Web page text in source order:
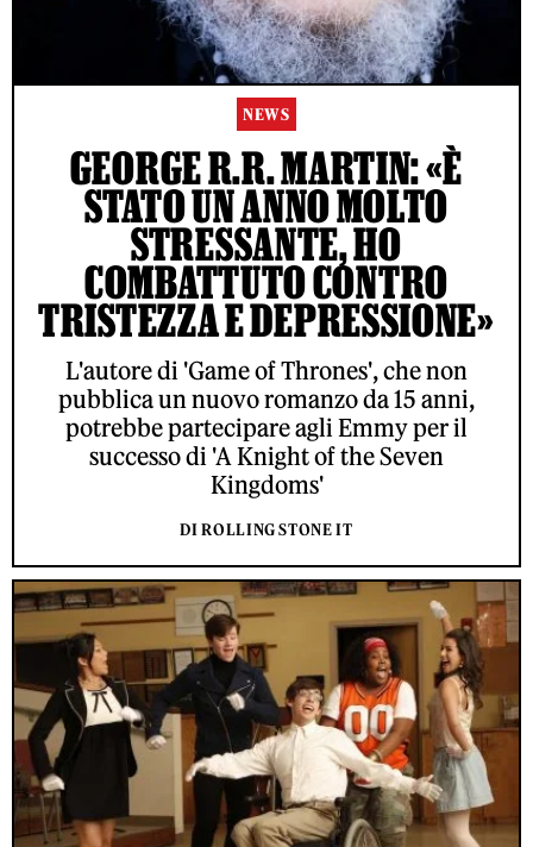
NEWS
GEORGE R.R. MARTIN: «È
STATO UN ANNO MOLTO
STRESSANTE, HO
COMBATTUTO CONTRO
TRISTEZZA E DEPRESSIONE»
L'autore di 'Game of Thrones', che non
pubblica un nuovo romanzo da 15 anni,
potrebbe partecipare agli Emmy per il
successo di 'A Knight of the Seven
Kingdoms'
DI ROLLING STONE IT